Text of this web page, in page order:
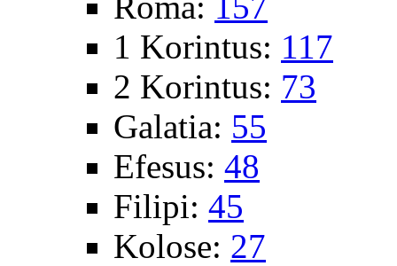
1 Korintus: 117
2 Korintus: 73
Galatia: 55
Efesus: 48
Filipi: 45
Kolose: 27